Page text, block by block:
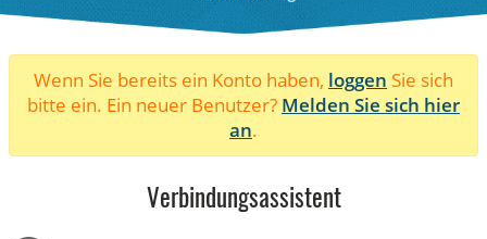
Wenn Sie bereits ein Konto haben, loggen Sie sich
bitte ein. Ein neuer Benutzer? Melden Sie sich hier
an.
Verbindungsassistent